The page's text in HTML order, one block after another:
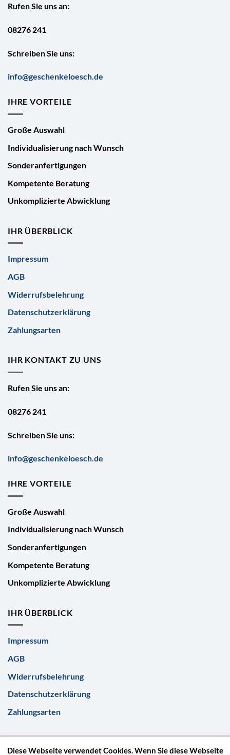
Rufen Sie uns an:
08276 241
Schreiben Sie uns:
info@geschenkeloesch.de
IHRE VORTEILE
Große Auswahl
Individualisierung nach Wunsch
Sonderanfertigungen
Kompetente Beratung
Unkomplizierte Abwicklung
IHR ÜBERBLICK
Impressum
AGB
Widerrufsbelehrung
Datenschutzerklärung
Zahlungsarten
IHR KONTAKT ZU UNS
Rufen Sie uns an:
08276 241
Schreiben Sie uns:
info@geschenkeloesch.de
IHRE VORTEILE
Große Auswahl
Individualisierung nach Wunsch
Sonderanfertigungen
Kompetente Beratung
Unkomplizierte Abwicklung
IHR ÜBERBLICK
Impressum
AGB
Widerrufsbelehrung
Datenschutzerklärung
Zahlungsarten
Diese Webseite verwendet Cookies. Wenn Sie diese Webseite